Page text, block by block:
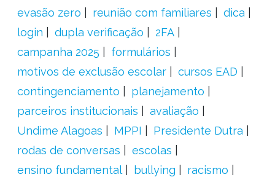
evasão zero
reunião com familiares
dica
login
dupla verificação
2FA
campanha 2025
formulários
motivos de exclusão escolar
cursos EAD
contingenciamento
planejamento
parceiros institucionais
avaliação
Undime Alagoas
MPPI
Presidente Dutra
rodas de conversas
escolas
ensino fundamental
bullying
racismo